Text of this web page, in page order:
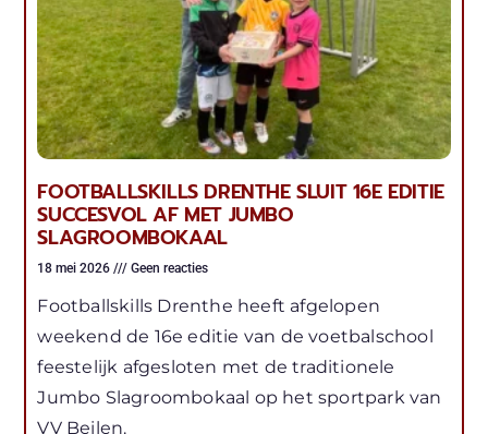
FOOTBALLSKILLS DRENTHE SLUIT 16E EDITIE
SUCCESVOL AF MET JUMBO
SLAGROOMBOKAAL
18 mei 2026 Geen reacties
Footballskills Drenthe heeft afgelopen
weekend de 16e editie van de voetbalschool
feestelijk afgesloten met de traditionele
Jumbo Slagroombokaal op het sportpark van
VV Beilen.